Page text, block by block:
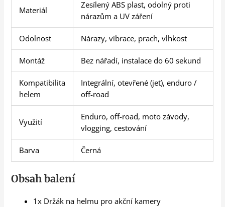
Materiál
Zesílený ABS plast, odolný proti
nárazům a UV záření
Odolnost Nárazy, vibrace, prach, vlhkost
Montáž Bez nářadí, instalace do 60 sekund
Kompatibilita
helem
Integrální, otevřené (jet), enduro /
off-road
Využití
Enduro, off-road, moto závody,
vlogging, cestování
Barva Černá
Obsah balení
1x Držák na helmu pro akční kamery